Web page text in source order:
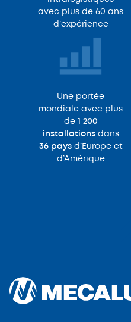
avec plus de 60 ans
d’expérience
Une portée
mondiale avec plus
de 1 200
installationsdans
36 paysd’Europe et
d’Amérique